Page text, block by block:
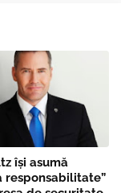
îşi asumă
responsabilitate”